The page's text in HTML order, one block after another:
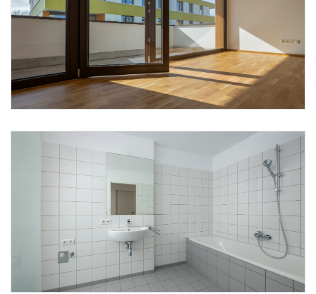
Foto 18: Alpenländische/ Florian Scherl